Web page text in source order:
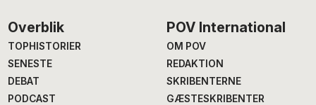
Footer
Overblik
TOPHISTORIER
SENESTE
DEBAT
PODCAST
POV International
OM POV
REDAKTION
SKRIBENTERNE
GÆSTESKRIBENTER